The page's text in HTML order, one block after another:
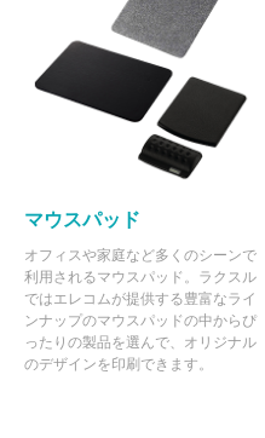
マウスパッド
オフィスや家庭など多くのシーンで
利用されるマウスパッド。ラクスル
ではエレコムが提供する豊富なライ
ンナップのマウスパッドの中からぴ
ったりの製品を選んで、オリジナル
のデザインを印刷できます。